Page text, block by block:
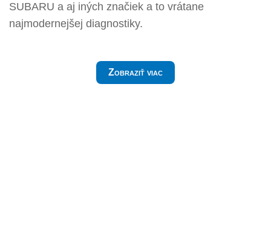
SUBARU a aj iných značiek a to vrátane
najmodernejšej diagnostiky.